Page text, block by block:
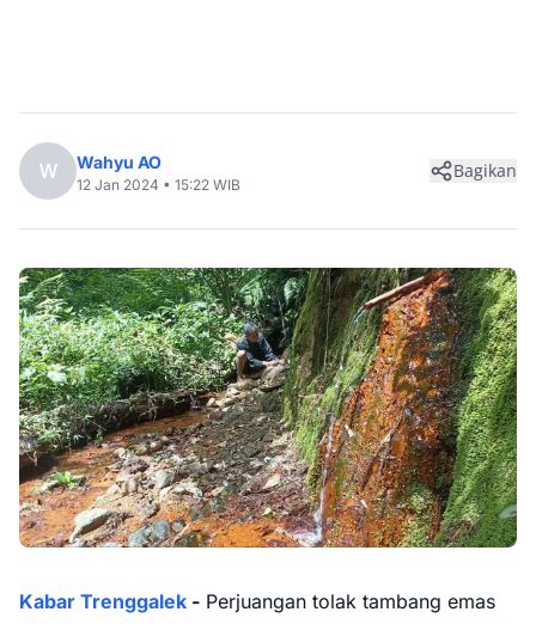
W Wahyu AO
12 Jan 2024 • 15:22 WIB
Bagikan
Kabar Trenggalek - Perjuangan tolak tambang emas